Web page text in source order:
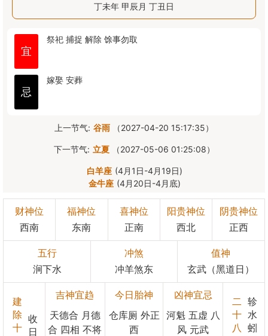
丁未年 甲辰月 丁丑日
宜
祭祀 捕捉 解除 馀事勿取
忌
嫁娶 安葬
上一节气: 谷雨 （2027-04-20 15:17:35）
下一节气: 立夏 （2027-05-06 01:25:08）
白羊座 (4月1日-4月19日)
金牛座 (4月20日-4月底)
财神位
西南
福神位
东南
喜神位
正南
阳贵神位
西北
阴贵神位
正西
五行
涧下水
冲煞
冲羊煞东
值神
玄武（黑道日）
建
除
十
收
日
吉神宜趋
天德合 月德
合 四相 不将
今日胎神
仓库厕 外正
西
凶神宜忌
河魁 五虚 八
风 元武
二
十
八
轸
水
蚓